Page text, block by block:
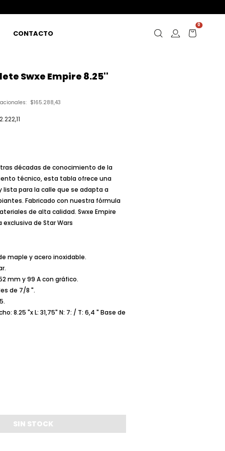
CONTACTO
0
Swxe Empire 8.25''
$165.288,43
décadas de conocimiento de la
técnico, esta tabla ofrece una
lista para la calle que se adapta a
Fabricado con nuestra fórmula
de alta calidad. Swxe Empire
de Star Wars
maple y acero inoxidable.
mm y 99 A con gráfico.
de 7/8 ".
8.25 "x L: 31,75" N: 7: / T: 6,4 " Base de